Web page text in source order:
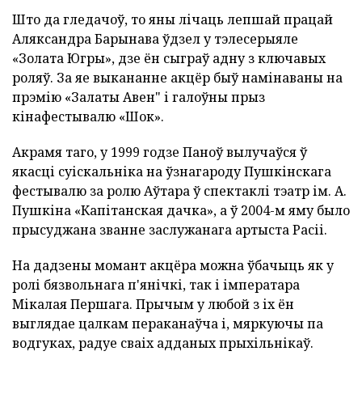
Што да гледачоў, то яны лічаць лепшай працай
Аляксандра Барынава ўдзел у тэлесерыяле
«Золата Югры», дзе ён сыграў адну з ключавых
роляў. За яе выкананне акцёр быў намінаваны на
прэмію «Залаты Авен" і галоўны прыз
кінафестывалю «Шок».
Акрамя таго, у 1999 годзе Паноў вылучаўся ў
якасці суіскальніка на ўзнагароду Пушкінскага
фестывалю за ролю Аўтара ў спектаклі тэатр ім. А.
Пушкіна «Капітанская дачка», а ў 2004-м яму было
прысуджана званне заслужанага артыста Расіі.
На дадзены момант акцёра можна ўбачыць як у
ролі бязвольнага п'янічкі, так і імператара
Мікалая Першага. Прычым у любой з іх ён
выглядае цалкам пераканаўча і, мяркуючы па
водгуках, радуе сваіх адданых прыхільнікаў.